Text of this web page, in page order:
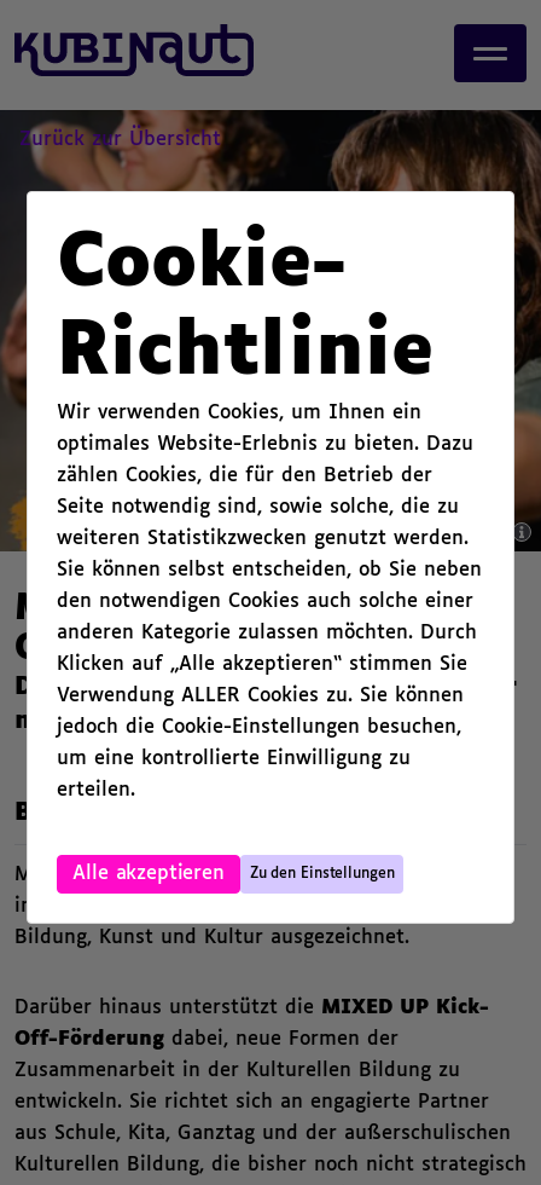
Cookie-
Richtlinie
Wir verwenden Cookies, um Ihnen ein
optimales Website-Erlebnis zu bieten. Dazu
zählen Cookies, die für den Betrieb der
Seite notwendig sind, sowie solche, die zu
weiteren Statistikzwecken genutzt werden.
Sie können selbst entscheiden, ob Sie neben
den notwendigen Cookies auch solche einer
anderen Kategorie zulassen möchten. Durch
Klicken auf „Alle akzeptieren“ stimmen Sie
Verwendung ALLER Cookies zu. Sie können
jedoch die Cookie-Einstellungen besuchen,
um eine kontrollierte Einwilligung zu
erteilen.
,
Alle akzeptieren Zu den Einstellungen
o
n
,
,
Zurück zur Übersicht
MIXED UP Preis und Kick-
Off-Förderung
Der Wettbewerb für Kunst und Kultur
mit Schulen und Kitas
Beschreibung
Mit demMIXED UP Preiswerden am 6. November
in Berlin herausragende Kooperationen zwischen
Bildung, Kunst und Kultur ausgezeichnet.
Darüber hinaus unterstützt die MIXED UP Kick-
Off-Förderung dabei, neue Formen der
Zusammenarbeit in der Kulturellen Bildung zu
entwickeln. Sie richtet sich an engagierte Partner
aus Schule, Kita, Ganztag und der außerschulischen
Kulturellen Bildung, die bisher noch nicht strategisch